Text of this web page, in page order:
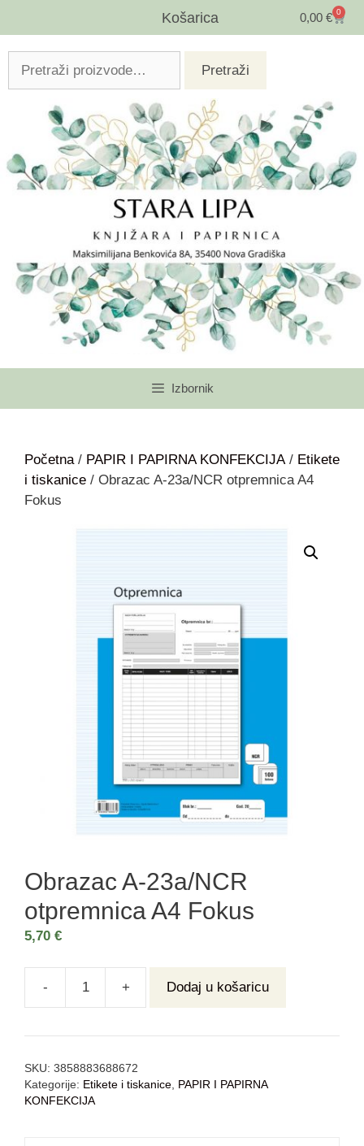
Košarica 0,00 € 0
Pretraži
Izbornik
Početna/ PAPIR I PAPIRNA KONFEKCIJA/ Etikete
i tiskanice / Obrazac A-23a/NCR otpremnica A4
Fokus
Obrazac A-23a/NCR
otpremnica A4 Fokus
5,70 €
- + Dodaj u košaricu
SKU: 3858883688672
Kategorije: Etikete i tiskanice
PAPIR I PAPIRNA
KONFEKCIJA